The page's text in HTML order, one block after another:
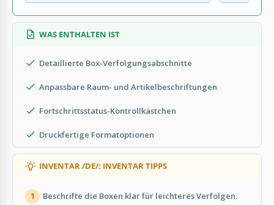
WAS ENTHALTEN IST
Detaillierte Box-Verfolgungsabschnitte
Anpassbare Raum- und Artikelbeschriftungen
Fortschrittsstatus-Kontrollkästchen
Druckfertige Formatoptionen
INVENTAR /DE/: INVENTAR TIPPS
1 Beschrifte die Boxen klar für leichteres Verfolgen.